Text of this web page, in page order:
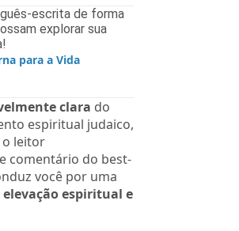
escrita de forma
explorar sua
para a Vida
clara do
espiritual judaico,
o leitor
comentário do best-
você por uma
espiritual e